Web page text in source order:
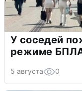
У соседей
режиме
5 августа 0